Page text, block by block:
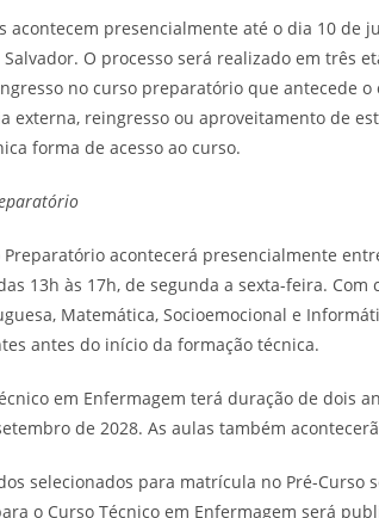
acontecem presencialmente até o dia 10 de
Salvador. O processo será realizado em três
no curso preparatório que antecede
externa, reingresso ou aproveitamento de
forma de acesso ao curso.
Preparatório acontecerá presencialmente
13h às 17h, de segunda a sexta-feira.
Matemática, Socioemocional e
antes do início da formação técnica.
em Enfermagem terá duração de dois
de 2028. As aulas também
selecionados para matrícula no Pré-Curso
o Curso Técnico em Enfermagem será